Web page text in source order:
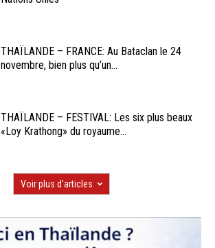
THAÏLANDE – FRANCE: Au Bataclan le 24
novembre, bien plus qu’un...
THAÏLANDE – FESTIVAL: Les six plus beaux
«Loy Krathong» du royaume...
Voir plus d'articles